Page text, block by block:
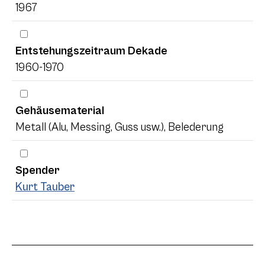
1967
Entstehungszeitraum Dekade
1960-1970
Gehäusematerial
Metall (Alu, Messing, Guss usw.), Belederung
Spender
Kurt Tauber